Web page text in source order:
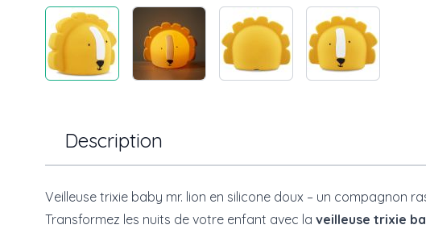
View larger imageView larger imageView larger imageView larger
Description
Veilleuse trixie baby mr. lion en silicone doux – un compagnon
Transformez les nuits de votre enfant avec la veilleuse trixie